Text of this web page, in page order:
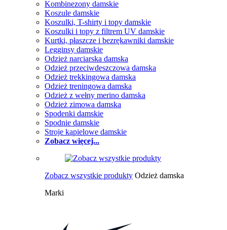
Kombinezony damskie
Koszule damskie
Koszulki, T-shirty i topy damskie
Koszulki i topy z filtrem UV damskie
Kurtki, płaszcze i bezrękawniki damskie
Legginsy damskie
Odzież narciarska damska
Odzież przeciwdeszczowa damska
Odzież trekkingowa damska
Odzież treningowa damska
Odzież z wełny merino damska
Odzież zimowa damska
Spodenki damskie
Spodnie damskie
Stroje kąpielowe damskie
Zobacz więcej...
Zobacz wszystkie produkty Odzież damska
Marki